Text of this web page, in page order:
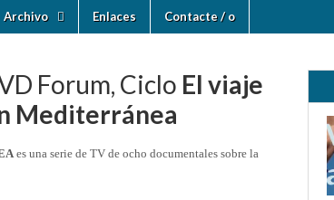
Archivo Enlaces Contacte / o
Forum, Ciclo El viaje
Mediterránea
es una serie de TV de ocho documentales sobre la